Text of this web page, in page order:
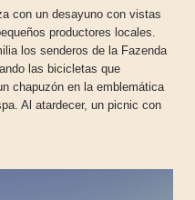
con un desayuno con vistas
productores locales.
los senderos de la Fazenda
las bicicletas que
chapuzón en la emblemática
Al atardecer, un picnic con